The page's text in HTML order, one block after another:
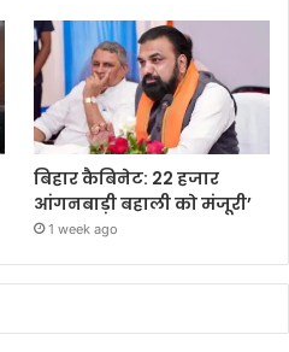
बिहार कैबिनेट: 22 हजार
आंगनबाड़ी बहाली को मंजूरी’
1 week ago